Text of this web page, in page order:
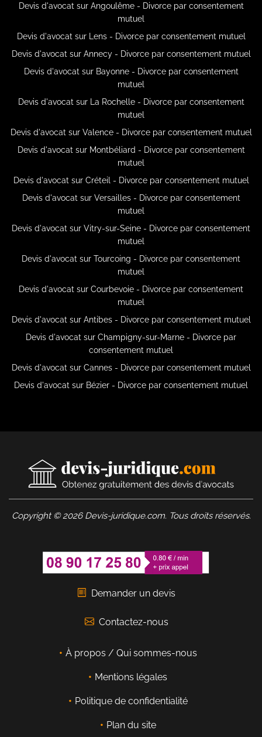
Devis d'avocat sur Angoulême - Divorce par consentement
mutuel
Devis d'avocat sur Lens - Divorce par consentement mutuel
Devis d'avocat sur Annecy - Divorce par consentement mutuel
Devis d'avocat sur Bayonne - Divorce par consentement
mutuel
Devis d'avocat sur La Rochelle - Divorce par consentement
mutuel
Devis d'avocat sur Valence - Divorce par consentement mutuel
Devis d'avocat sur Montbéliard - Divorce par consentement
mutuel
Devis d'avocat sur Créteil - Divorce par consentement mutuel
Devis d'avocat sur Versailles - Divorce par consentement
mutuel
Devis d'avocat sur Vitry-sur-Seine - Divorce par consentement
mutuel
Devis d'avocat sur Tourcoing - Divorce par consentement
mutuel
Devis d'avocat sur Courbevoie - Divorce par consentement
mutuel
Devis d'avocat sur Antibes - Divorce par consentement mutuel
Devis d'avocat sur Champigny-sur-Marne - Divorce par
consentement mutuel
Devis d'avocat sur Cannes - Divorce par consentement mutuel
Devis d'avocat sur Bézier - Divorce par consentement mutuel
Copyright © 2026 Devis-juridique.com. Tous droits réservés.
Demander un devis
Contactez-nous
À propos / Qui sommes-nous
Mentions légales
Politique de confidentialité
Plan du site